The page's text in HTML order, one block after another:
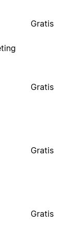
Gratis
Gratis
Gratis
Gratis